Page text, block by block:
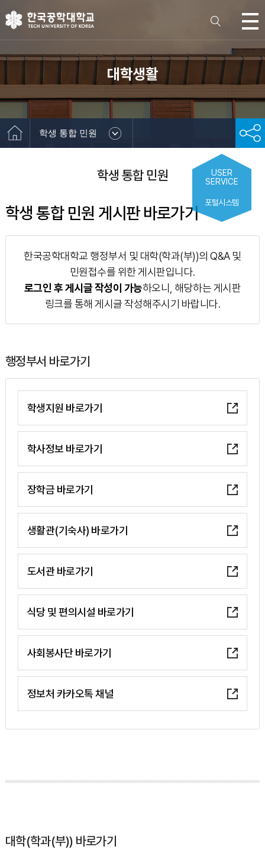
USER
SERVICE
포털시스템
대학생활
학생 통합 민원
학생 통합 민원
학생 통합 민원 게시판 바로가기
한국공학대학교 행정부서 및 대학(학과(부))의 Q&A 및
민원접수를 위한 게시판입니다.
로그인 후 게시글 작성이 가능하오니, 해당하는 게시판
링크를 통해 게시글 작성해주시기 바랍니다.
행정부서 바로가기
학생지원 바로가기
학사정보 바로가기
장학금 바로가기
생활관(기숙사) 바로가기
도서관 바로가기
식당 및 편의시설 바로가기
사회봉사단 바로가기
정보처 카카오톡 채널
대학(학과(부)) 바로가기